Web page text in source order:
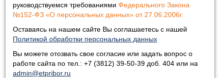
руководствуемся требованиями Федерального Закона
№152-ФЗ «О персональных данных» от 27.06.2006г.
Оставаясь на нашем сайте Вы соглашаетесь с нашей
Политикой обработки персональных данных
Вы можете отозвать свое согласие или задать вопрос о
работе сайта по тел.: +7 (3812) 39-50-39 доб. 404 или на
admin@etpribor.ru
Физическим лицам
Дилеры